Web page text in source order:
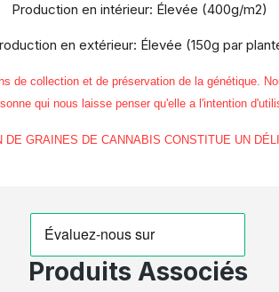
Production en intérieur: Élevée (400g/m2)
en extérieur: Élevée (150g par
de collection et de préservation de la génétique.
qui nous laisse penser qu'elle a l'intention
DE GRAINES DE CANNABIS CONSTITUE UN
Produits Associés